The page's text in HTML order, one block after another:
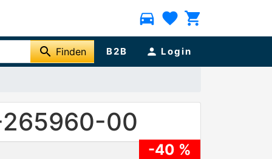
directions_car favorite shopping_cart
search Finden B2B person Login
265960-00
-40 %